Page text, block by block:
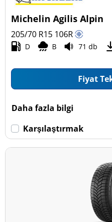
Ticari (9)
Karavan (0)
Michelin Agilis Alpin
205/70 R15 106R
D B 71 db
Fiyat
Daha fazla bilgi
Karşılaştırmak